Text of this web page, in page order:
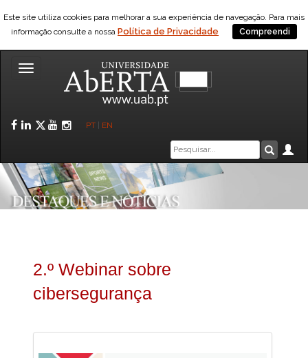
Este site utiliza cookies para melhorar a sua experiência de navegação. Para mais
informação consulte a nossa Política de Privacidade Compreendi
Toggle
Facebook
LinkedIn
Twitter
YouTube
Instagram
PT EN
Caixa
de
pesquisa
2.º Webinar sobre
cibersegurança